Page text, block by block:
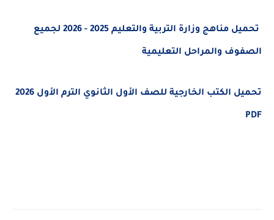
تحميل مناهج وزارة التربية والتعليم 2025 - 2026 لجميع
الصفوف والمراحل التعليمية
تحميل الكتب الخارجية للصف الأول الثانوي الترم الأول 2026
PDF